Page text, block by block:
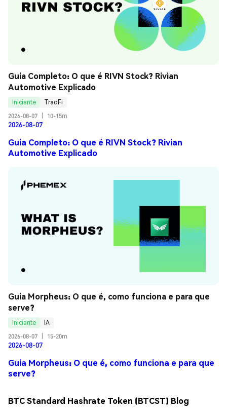
Guia Completo: O que é RIVN Stock? Rivian
Automotive Explicado
Iniciante
TradFi
2026-08-07
10-15m
2026-08-07
Guia Completo: O que é RIVN Stock? Rivian
Automotive Explicado
Guia Morpheus: O que é, como funciona e para que
serve?
Iniciante
IA
2026-08-07
15-20m
2026-08-07
Guia Morpheus: O que é, como funciona e para que
serve?
BTC Standard Hashrate Token (BTCST) Blog